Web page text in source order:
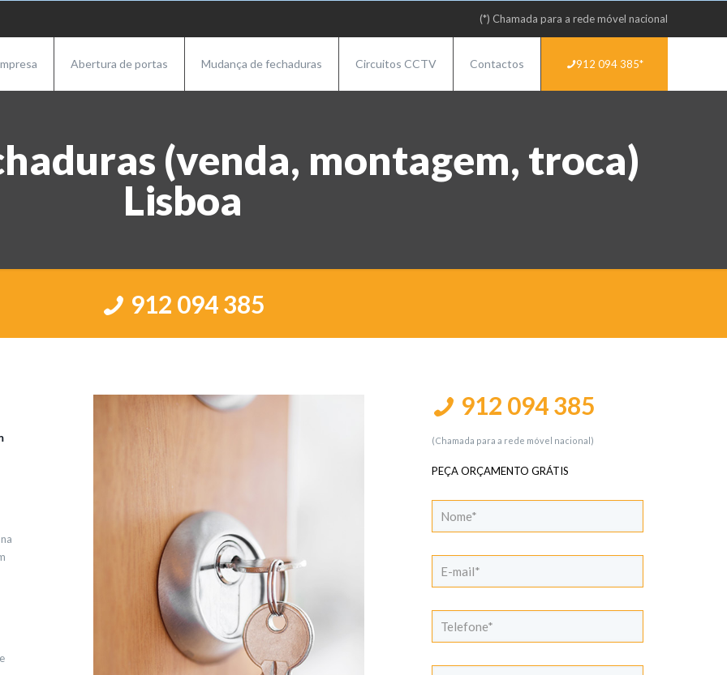
(*) Chamada para a rede móvel nacional
Abertura de portas Mudança de fechaduras Circuitos CCTV Contactos 912 094 385*
(venda, montagem, troca)
Lisboa
912 094 385
912 094 385
(Chamada para a rede móvel nacional)
PEÇA ORÇAMENTO GRÁTIS